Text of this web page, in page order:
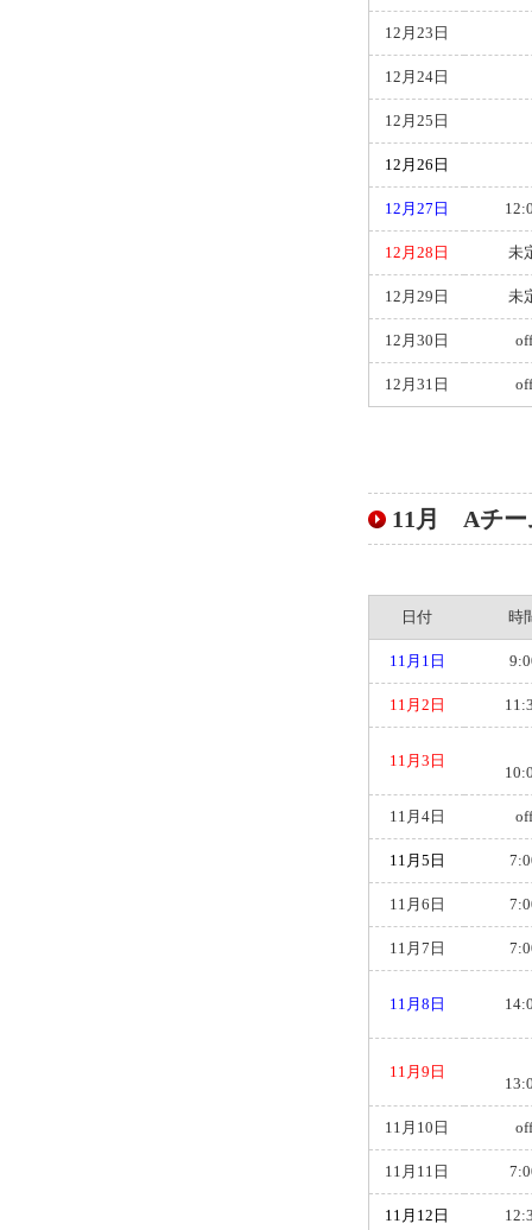
12月23日
12月24日
12月25日
12月26日
12月27日
12月28日 未
12月29日 未
12月30日 off
12月31日 off
11月 Aチー
日付 時
11月1日
11月2日
11月3日
11月4日 off
11月5日
11月6日
11月7日
11月8日
11月9日
11月10日 off
11月11日
11月12日